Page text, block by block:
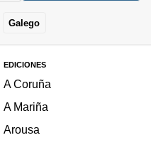
Galego
EDICIONES
A Coruña
A Mariña
Arousa